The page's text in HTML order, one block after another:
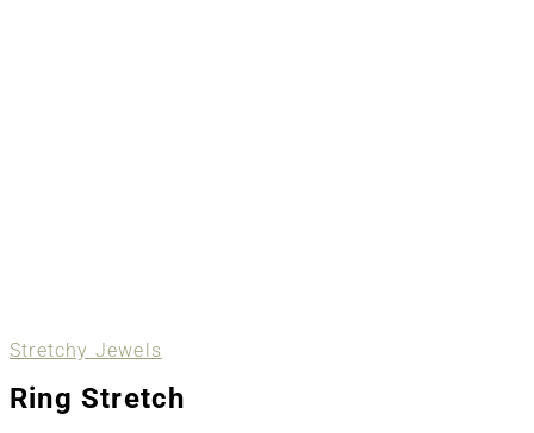
Stretchy Jewels
Ring Stretch